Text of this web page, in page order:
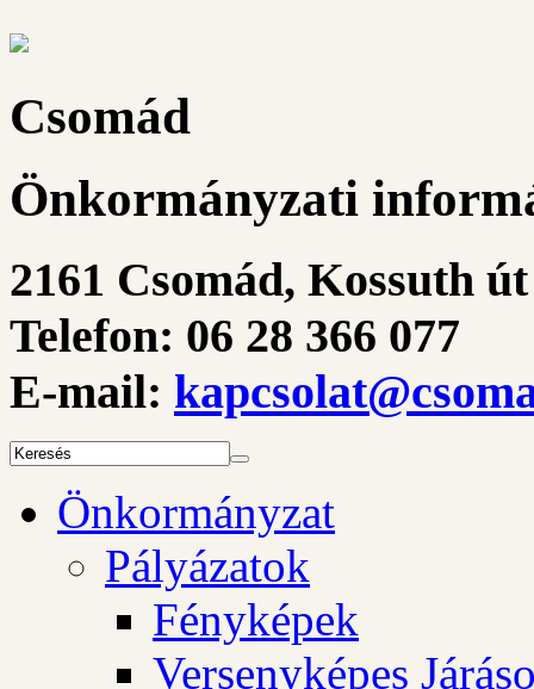
Csomád
Önkormányzati
2161 Csomád, Kossuth
Telefon: 06 28 366 077
E-mail:
Önkormányzat
Pályázatok
Fényképek
Versenyképes